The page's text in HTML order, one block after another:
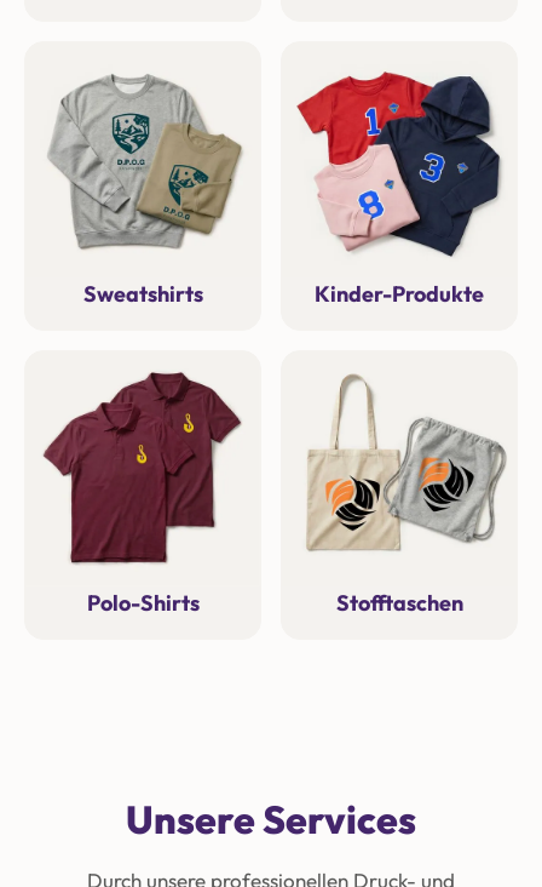
Sweatshirts Kinder-Produkte
Polo-Shirts Stofftaschen
Unsere Services
Durch unsere professionellen Druck- und